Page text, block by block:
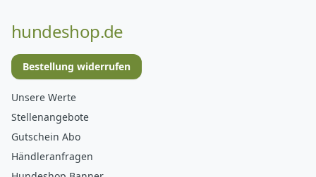
hundeshop.de
Bestellung widerrufen
Unsere Werte
Stellenangebote
Gutschein Abo
Händleranfragen